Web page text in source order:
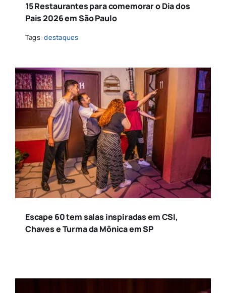
15 Restaurantes para comemorar o Dia dos
Pais 2026 em São Paulo
Tags:destaques
Escape 60 tem salas inspiradas em CSI,
Chaves e Turma da Mônica em SP